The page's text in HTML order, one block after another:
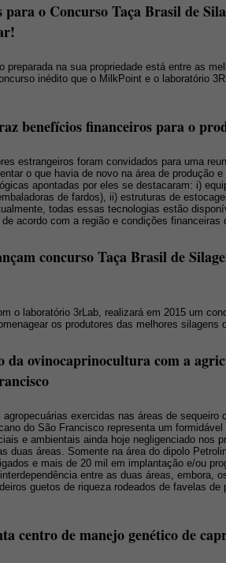
para o Concurso Taça Brasil de
preparada na sua propriedade está entre as
inédito que o MilkPoint e o laboratório
benefícios financeiros para o
estrangeiros foram convidados para uma
o que havia de novo na área de produção
apontadas por eles se destacaram: i)
de fardos), ii) estruturas de
todas essas tecnologias estão
acordo com a região e condições financeiras
concurso Taça Brasil de
o laboratório 3rLab, realizará em 2015 um
os produtores das melhores silagens
da ovinocaprinocultura com a
exercidas nas áreas de sequeiro
do São Francisco representa um
e ambientais ainda hoje negligenciado nos
duas áreas. Somente na área do dipolo
e mais de 20 mil em implantação e/ou
entre as duas áreas, embora,
guetos de riqueza rodeados de favelas de
centro de manejo genético de